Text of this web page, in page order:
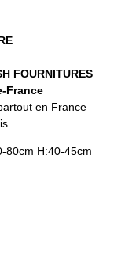
FOURNITURES
France
en France
80cm H:40-45cm